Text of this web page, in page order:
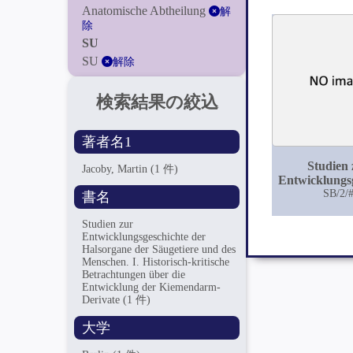
Anatomische Abtheilung
解
除
SU
SU
解除
検索結果の絞込
著者名1
Jacoby, Martin(1 件)
書名
Studien zur
Entwicklungsgeschichte der
Halsorgane der Säugetiere und des
Menschen. I. Historisch-kritische
Betrachtungen über die
Entwicklung der Kiemendarm-
Derivate(1 件)
大学
Studien
der
die
SB/2/#